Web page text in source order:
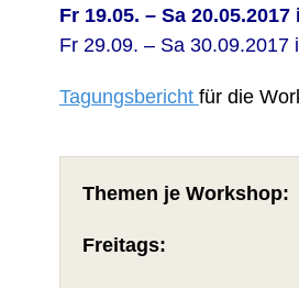
Fr 19.05. – Sa
Fr 29.09. – Sa 30.09.2017
Tagungsbericht für die
Themen je Workshop:
Freitags: